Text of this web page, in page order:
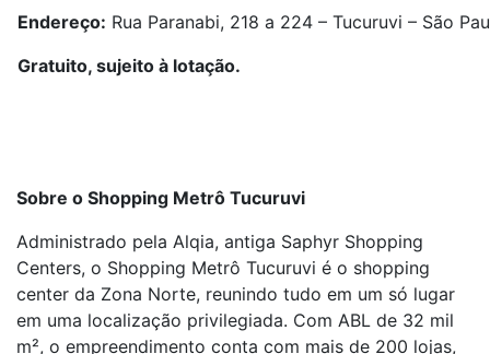
Endereço: Rua Paranabi, 218 a 224 – Tucuruvi – São
Gratuito, sujeito à lotação.
Sobre o Shopping Metrô Tucuruvi
Administrado pela Alqia, antiga Saphyr Shopping
Centers, o Shopping Metrô Tucuruvi é o shopping
center da Zona Norte, reunindo tudo em um só lugar
em uma localização privilegiada. Com ABL de 32 mil
m², o empreendimento conta com mais de 200 lojas,